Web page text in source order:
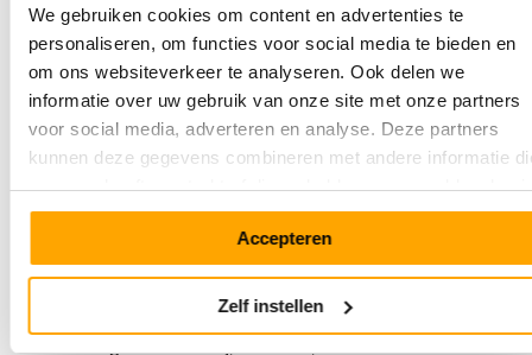
We gebruiken cookies om content en advertenties te
personaliseren, om functies voor social media te bieden en
om ons websiteverkeer te analyseren. Ook delen we
informatie over uw gebruik van onze site met onze partners
voor social media, adverteren en analyse. Deze partners
kunnen deze gegevens combineren met andere informatie
u aan ze heeft verstrekt of die ze hebben verzameld op
van uw gebruik van hun services.
Accepteren
Zelf instellen
aan, nooit meer uit!
Eigenschappen MPS3 6609 Beige
Gemaakt van sterk en soepel glad leer in combinatie
Doorgestikte 2-kleurige zool met goede demping en
grip
Zachte padding rond hiel en onder tong
Uitneembaar voetbed met goede demping